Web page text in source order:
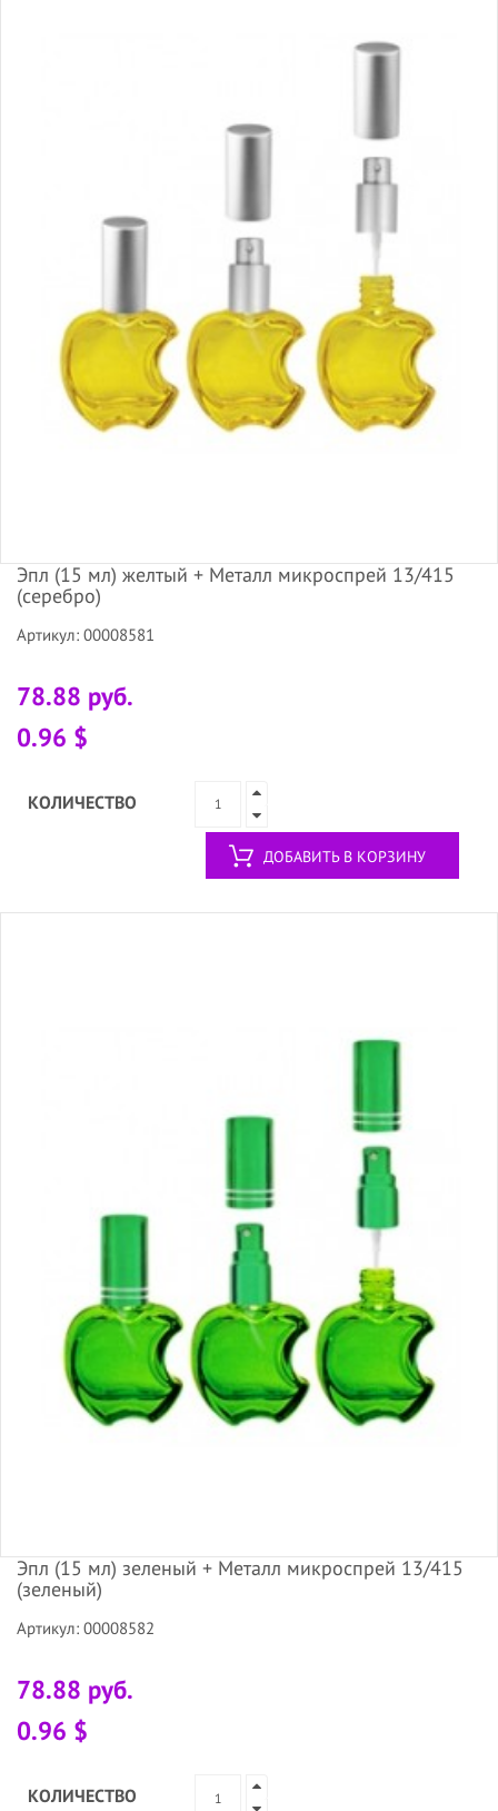
Эпл (15 мл) желтый + Металл микроспрей 13/415
(серебро)
Артикул: 00008581
78.88 руб.
0.96 $
КОЛИЧЕСТВО
ДОБАВИТЬ В КОРЗИНУ
Эпл (15 мл) зеленый + Металл микроспрей 13/415
(зеленый)
Артикул: 00008582
78.88 руб.
0.96 $
КОЛИЧЕСТВО